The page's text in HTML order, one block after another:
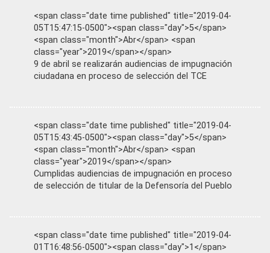
<span class="date time published" title="2019-04-
05T15:47:15-0500"><span class="day">5</span>
<span class="month">Abr</span> <span
class="year">2019</span></span>
9 de abril se realizarán audiencias de impugnación
ciudadana en proceso de selección del TCE
<span class="date time published" title="2019-04-
05T15:43:45-0500"><span class="day">5</span>
<span class="month">Abr</span> <span
class="year">2019</span></span>
Cumplidas audiencias de impugnación en proceso
de selección de titular de la Defensoría del Pueblo
<span class="date time published" title="2019-04-
01T16:48:56-0500"><span class="day">1</span>